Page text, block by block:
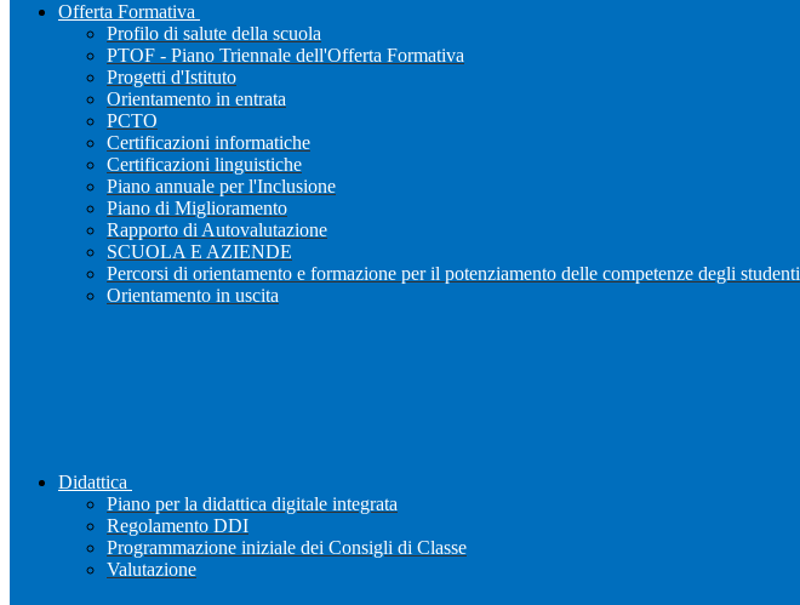
Offerta Formativa
Profilo di salute della scuola
PTOF - Piano Triennale dell'Offerta Formativa
Progetti d'Istituto
Orientamento in entrata
PCTO
Certificazioni informatiche
Certificazioni linguistiche
Piano annuale per l'Inclusione
Piano di Miglioramento
Rapporto di Autovalutazione
SCUOLA E AZIENDE
Percorsi di orientamento e formazione per il potenziamento delle competenze degli studenti
Orientamento in uscita
Didattica
Piano per la didattica digitale integrata
Regolamento DDI
Programmazione iniziale dei Consigli di Classe
Valutazione